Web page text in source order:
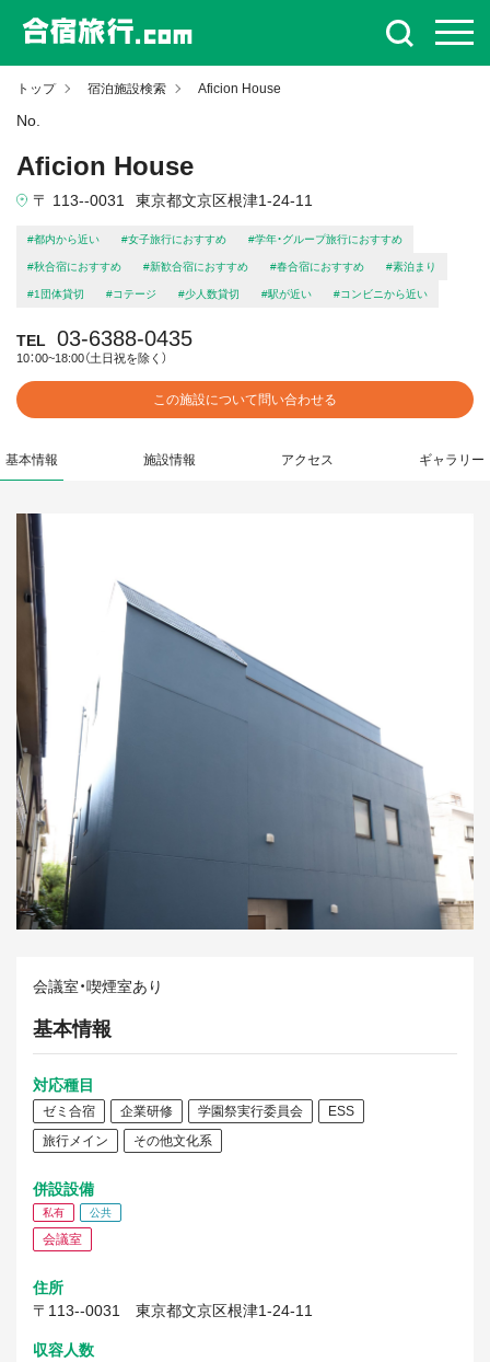
トップ 宿泊施設検索 Aficion House
No.
Aficion House
〒 113--0031 東京都文京区根津1-24-11
#都内から近い #女子旅行におすすめ #学年・グループ旅行におすすめ
#秋合宿におすすめ #新歓合宿におすすめ #春合宿におすすめ #素泊まり
#1団体貸切 #コテージ #少人数貸切 #駅が近い #コンビニから近い
TEL 03-6388-0435
10：00~18:00（土日祝を除く）
この施設について問い合わせる
基本情報 施設情報 アクセス ギャラリー
会議室・喫煙室あり
基本情報
対応種目
ゼミ合宿 企業研修 学園祭実行委員会
ESS
旅行メイン
その他文化系
併設設備
私有 公共
会議室
住所
〒113--0031
東京都文京区根津1-24-11
収容人数